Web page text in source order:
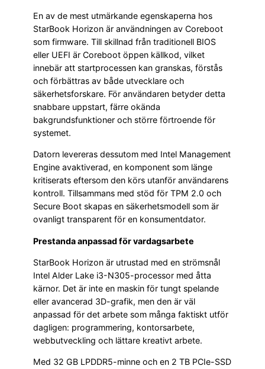
En av de mest utmärkande egenskaperna hos
StarBook Horizon är användningen av Coreboot
som firmware. Till skillnad från traditionell BIOS
eller UEFI är Coreboot öppen källkod, vilket
innebär att startprocessen kan granskas, förstås
och förbättras av både utvecklare och
säkerhetsforskare. För användaren betyder detta
snabbare uppstart, färre okända
bakgrundsfunktioner och större förtroende för
systemet.
Datorn levereras dessutom med Intel Management
Engine avaktiverad, en komponent som länge
kritiserats eftersom den körs utanför användarens
kontroll. Tillsammans med stöd för TPM 2.0 och
Secure Boot skapas en säkerhetsmodell som är
ovanligt transparent för en konsumentdator.
Prestanda anpassad för vardagsarbete
StarBook Horizon är utrustad med en strömsnål
Intel Alder Lake i3-N305-processor med åtta
kärnor. Det är inte en maskin för tungt spelande
eller avancerad 3D-grafik, men den är väl
anpassad för det arbete som många faktiskt utför
dagligen: programmering, kontorsarbete,
webbutveckling och lättare kreativt arbete.
Med 32 GB LPDDR5-minne och en 2 TB PCIe-SSD